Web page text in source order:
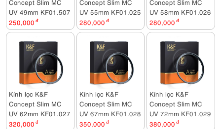
Concept Slim MC
UV 49mm KF01.507
250,000 đ
Concept Slim MC
UV 55mm KF01.025
280,000 đ
Concept Slim MC
UV 58mm KF01.026
280,000 đ
Kính lọc K&F
Concept Slim MC
UV 62mm KF01.027
320,000 đ
Kính lọc K&F
Concept Slim MC
UV 67mm KF01.028
350,000 đ
Kính lọc K&F
Concept Slim MC
UV 72mm KF01.029
380,000 đ